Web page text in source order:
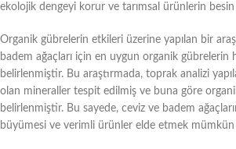
ekolojik dengeyi korur ve tarımsal ürünlerin besin
Organik gübrelerin etkileri üzerine yapılan bir
badem ağaçları için en uygun organik gübrelerin
belirlenmiştir. Bu araştırmada, toprak analizi
olan mineraller tespit edilmiş ve buna göre
belirlenmiştir. Bu sayede, ceviz ve badem
büyümesi ve verimli ürünler elde etmek